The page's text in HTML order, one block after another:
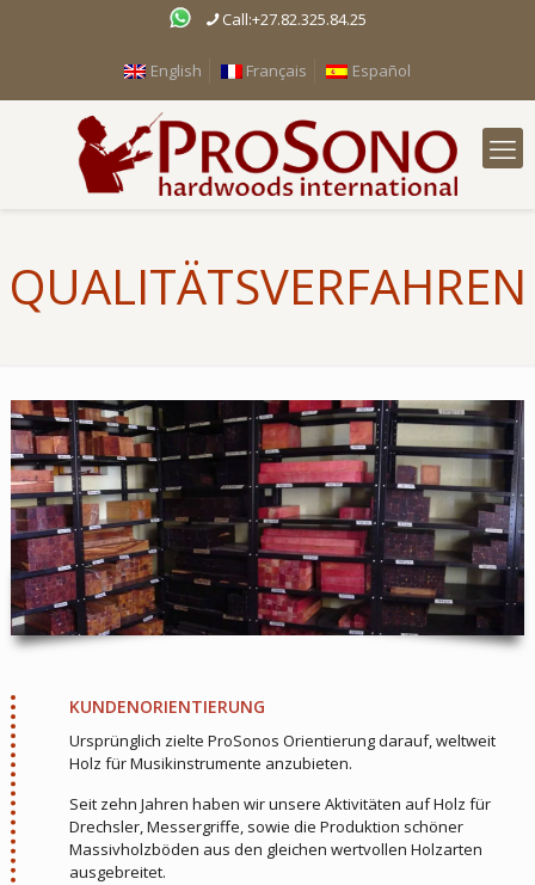
Call:+27.82.325.84.25
English Français Español
QUALITÄTSVERFAHREN
KUNDENORIENTIERUNG
Ursprünglich zielte ProSonos Orientierung darauf, weltweit
Holz für Musikinstrumente anzubieten.
Seit zehn Jahren haben wir unsere Aktivitäten auf Holz für
Drechsler, Messergriffe, sowie die Produktion schöner
Massivholzböden aus den gleichen wertvollen Holzarten
ausgebreitet.